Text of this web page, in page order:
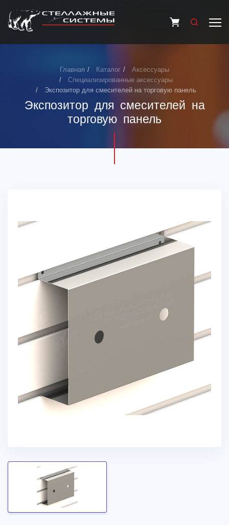
Главная Каталог
Аксессуары
Специализированные аксессуары
Экспозитор для смесителей на торговую панель
Экспозитор для смесителей на
торговую панель